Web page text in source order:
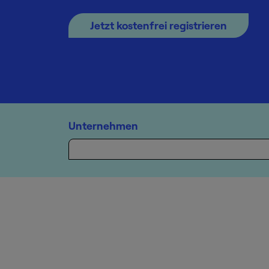
Jetzt kostenfrei registrieren
Unternehmen